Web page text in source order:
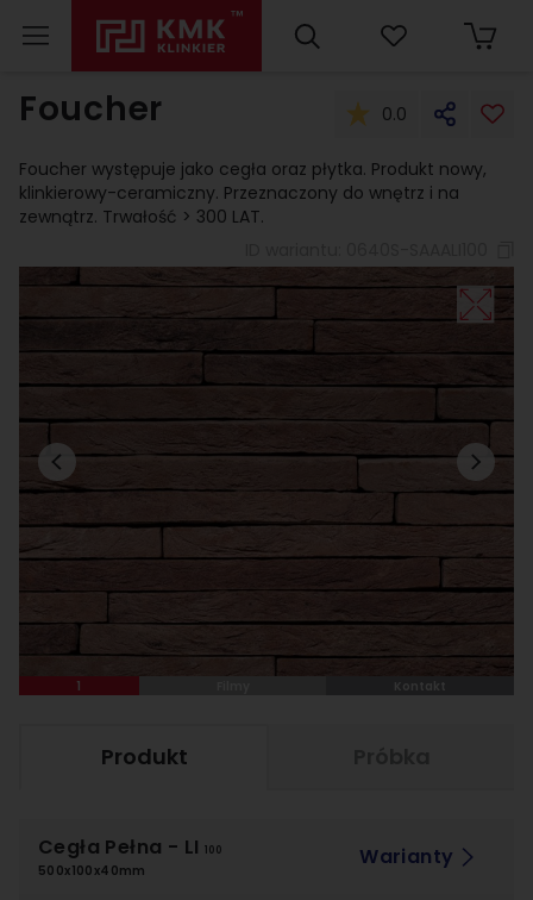
Foucher 0.0
Foucher występuje jako cegła oraz płytka. Produkt nowy,
klinkierowy-ceramiczny. Przeznaczony do wnętrz i na
zewnątrz. Trwałość > 300 LAT.
1 Kontakt
Produkt
Cegła Pełna - LI 100
500x100x40mm
Warianty